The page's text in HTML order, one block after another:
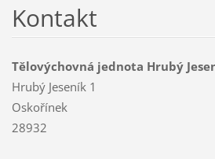
Kontakt
Tělovýchovná jednota Hrubý
Hrubý Jeseník 1
Oskořínek
28932